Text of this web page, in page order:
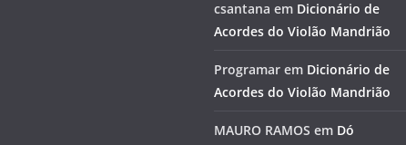
csantana em Dicionário de
Acordes do Violão Mandrião
Programar em Dicionário de
Acordes do Violão Mandrião
MAURO RAMOS em Dó